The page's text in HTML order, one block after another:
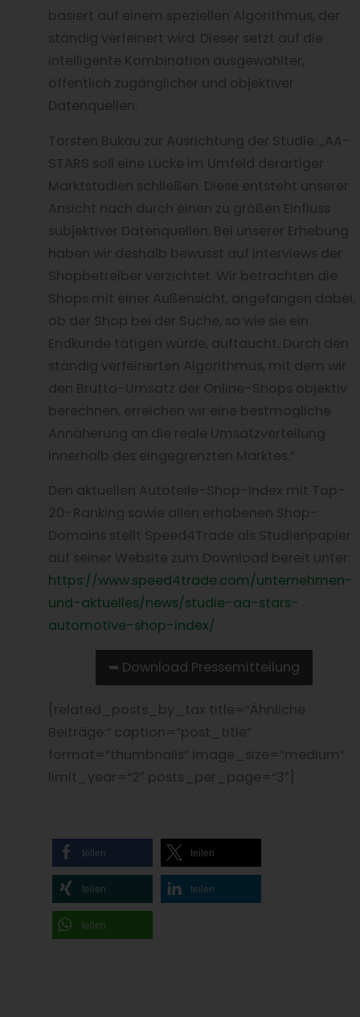
basiert auf einem speziellen Algorithmus, der
ständig verfeinert wird. Dieser setzt auf die
intelligente Kombination ausgewählter,
öffentlich zugänglicher und objektiver
Datenquellen.
Torsten Bukau zur Ausrichtung der Studie: „AA-
STARS soll eine Lücke im Umfeld derartiger
Marktstudien schließen. Diese entsteht unserer
Ansicht nach durch einen zu großen Einfluss
subjektiver Datenquellen. Bei unserer Erhebung
haben wir deshalb bewusst auf Interviews der
Shopbetreiber verzichtet. Wir betrachten die
Shops mit einer Außensicht, angefangen dabei,
ob der Shop bei der Suche, so wie sie ein
Endkunde tätigen würde, auftaucht. Durch den
ständig verfeinerten Algorithmus, mit dem wir
den Brutto-Umsatz der Online-Shops objektiv
berechnen, erreichen wir eine bestmögliche
Annäherung an die reale Umsatzverteilung
innerhalb des eingegrenzten Marktes.“
Den aktuellen Autoteile-Shop-Index mit Top-
20-Ranking sowie allen erhobenen Shop-
Domains stellt Speed4Trade als Studienpapier
auf seiner Website zum Download bereit unter:
https://www.speed4trade.com/unternehmen-
und-aktuelles/news/studie-aa-stars-
automotive-shop-index/
➥ Download Pressemitteilung
[related_posts_by_tax title=“Ähnliche
Beiträge:“ caption=“post_title“
format=“thumbnails“ image_size=“medium“
limit_year=“2″ posts_per_page=“3″]
teilen teilen
teilen teilen
teilen